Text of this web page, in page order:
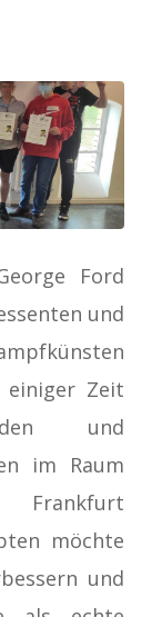
Ford
und
Zeit
und
im Raum
Frankfurt
möchte
und